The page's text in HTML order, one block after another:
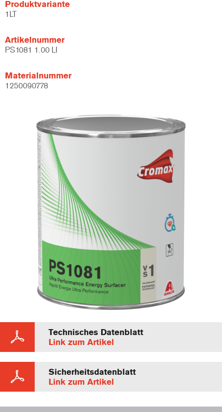
Produktvariante
1LT
Artikelnummer
PS1081 1.00 LI
Materialnummer
1250090778
Technisches Datenblatt
Link zum Artikel
Sicherheitsdatenblatt
Link zum Artikel